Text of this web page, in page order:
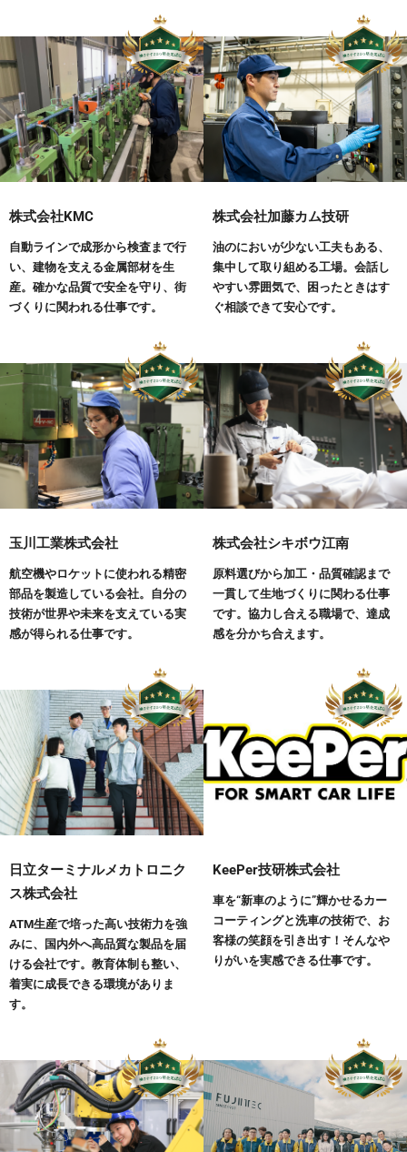
株式会社KMC
自動ラインで成形から検査まで行
い、建物を支える金属部材を生
産。確かな品質で安全を守り、街
づくりに関われる仕事です。
株式会社加藤カム技研
油のにおいが少ない工夫もある、
集中して取り組める工場。会話し
やすい雰囲気で、困ったときはす
ぐ相談できて安心です。
玉川工業株式会社
航空機やロケットに使われる精密
部品を製造している会社。自分の
技術が世界や未来を支えている実
感が得られる仕事です。
株式会社シキボウ江南
原料選びから加工・品質確認まで
一貫して生地づくりに関わる仕事
です。協力し合える職場で、達成
感を分かち合えます。
日立ターミナルメカトロニク
ス株式会社
ATM生産で培った高い技術力を強
みに、国内外へ高品質な製品を届
ける会社です。教育体制も整い、
着実に成長できる環境がありま
す。
KeePer技研株式会社
車を“新車のように”輝かせるカー
コーティングと洗車の技術で、お
客様の笑顔を引き出す！そんなや
りがいを実感できる仕事です。